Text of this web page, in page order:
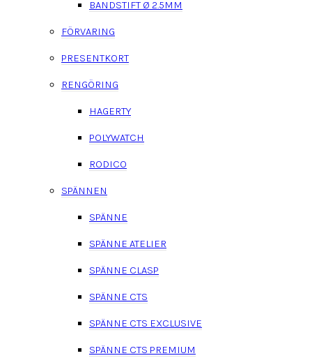
BANDSTIFT Ø 2.5MM
FÖRVARING
PRESENTKORT
RENGÖRING
HAGERTY
POLYWATCH
RODICO
SPÄNNEN
SPÄNNE
SPÄNNE ATELIER
SPÄNNE CLASP
SPÄNNE CTS
SPÄNNE CTS EXCLUSIVE
SPÄNNE CTS PREMIUM